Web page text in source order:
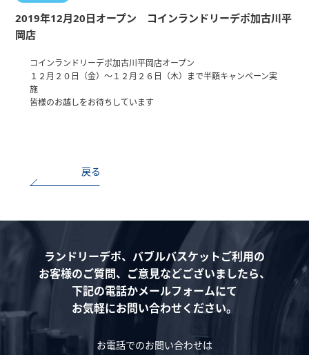
2019年12月20日オープン コインランドリーデポ加古川平
岡店
コインランドリーデポ加古川平岡店オープン
１２月２０日（金）～１２月２６日（木）まで半額キャンペーン実
施
皆様のお越しをお待ちしています
戻る
ランドリーデポ、バブルバスケットご利用の
お客様のご質問、ご意見などございましたら、
下記の電話かメールフォームにて
お気軽にお問い合わせください。
お電話でのお問い合わせは